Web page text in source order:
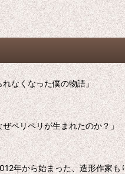
なくなった僕の物語」
ペリペリが生まれたのか？」
年から始まった、造形作家